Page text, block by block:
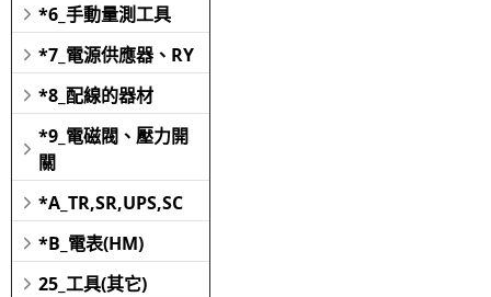
*6_手動量測工具
*7_電源供應器、RY
*8_配線的器材
*9_電磁閥、壓力開
關
*A_TR,SR,UPS,SC
*B_電表(HM)
25_工具(其它)